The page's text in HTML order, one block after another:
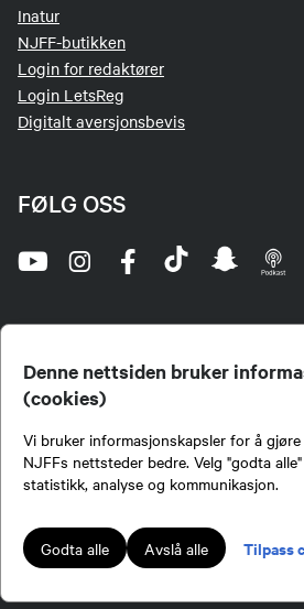
Denne nettsiden bruker
(cookies)
Vi bruker informasjonskapsler for å
NJFFs nettsteder bedre. Velg "godta
statistikk, analyse og kommunikasjon.
Godta alle Avslå alle Tilpass
Inatur
NJFF-butikken
Login for redaktører
Login LetsReg
Digitalt aversjonsbevis
FØLG OSS
jegere og sportsfiskere og et av de viktigste miljøene for
fiske i Norge. Vi er en partipolitisk nøytral organisasjon,
naturpolitisk engasjement i mange saker.
Lokalforeninger tilsluttet Norges Jeger- og Fiskerforbund har
publiserer på njff.no.